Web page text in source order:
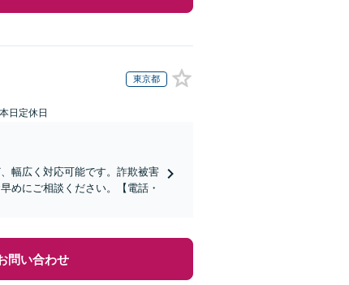
東京都
日定休日
幅広く対応可能です。詐欺被害
めにご相談ください。【電話・
問い合わせ